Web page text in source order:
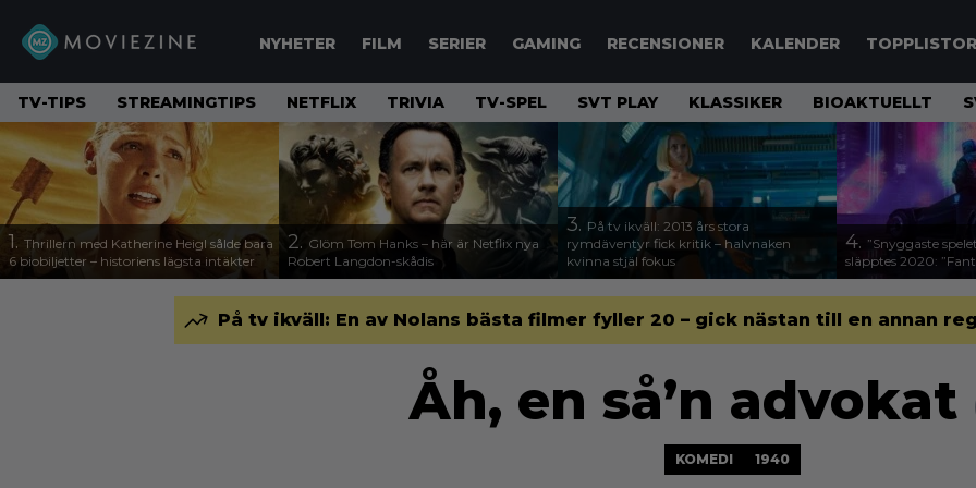
NYHETER FILM SERIER GAMING RECENSIONER KALENDER TOPPLISTOR
TV-TIPS STREAMINGTIPS NETFLIX TRIVIA TV-SPEL SVT PLAY KLASSIKER BIOAKTUELLT
1. Thrillern med Katherine Heigl sålde bara
6 biobiljetter – historiens lägsta intäkter
2. Glöm Tom Hanks – här är Netflix nya
Robert Langdon-skådis
3. På tv ikväll: 2013 års stora
rymdäventyr fick kritik – halvnaken
kvinna stjäl fokus
4. ”Snyggaste
släpptes 2020:
På tv ikväll: En av Nolans bästa filmer fyller 20 – gick nästan till en annan
Åh, en så’n advokat
KOMEDI 1940